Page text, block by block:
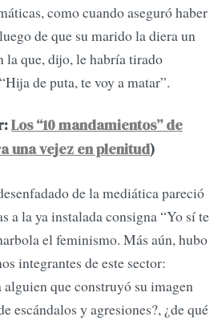
como cuando aseguró haber
de que su marido la diera un
la que, dijo, le habría tirado
de puta, te voy a matar”.
Los “10 mandamientos” de
una vejez en plenitud)
de la mediática pareció
a la ya instalada consigna “Yo sí te
el feminismo. Más aún, hubo
integrantes de este sector:
que construyó su imagen
escándalos y agresiones?, ¿de qué